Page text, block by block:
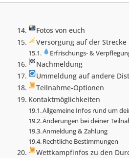
Fotos von euch
Versorgung auf der Strecke
Erfrischungs- &
Nachmeldung
Ummeldung auf andere
Teilnahme-Optionen
Kontaktmöglichkeiten
Allgemeine Infos rund um
Änderungen bei deiner
Anmeldung & Zahlung
Rechtliche Bestimmungen
Wettkampfinfos zu den